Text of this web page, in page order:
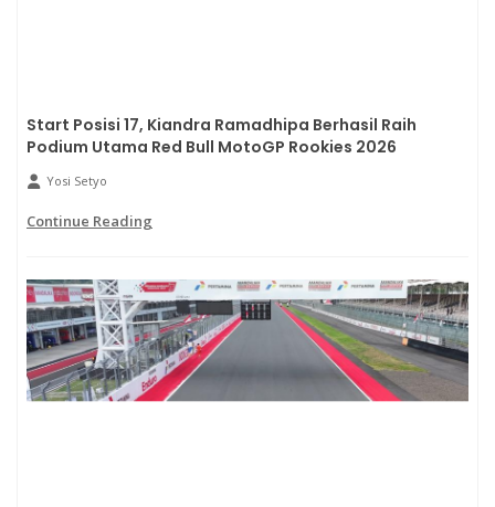
Start Posisi 17, Kiandra Ramadhipa Berhasil Raih
Podium Utama Red Bull MotoGP Rookies 2026
Yosi Setyo
Continue Reading